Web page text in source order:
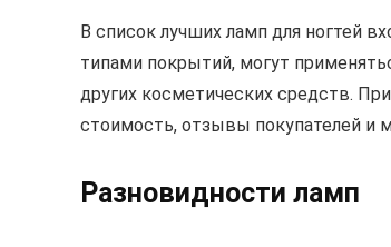
В список лучших ламп для ногтей
типами покрытий, могут
других косметических средств.
стоимость, отзывы покупателей и
Разновидности ламп